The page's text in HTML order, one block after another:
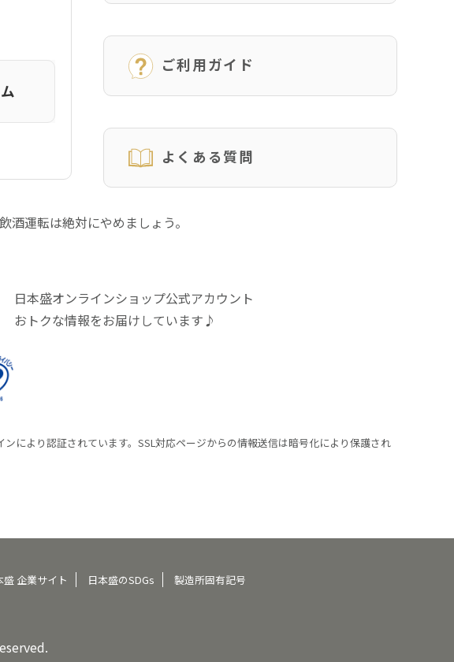
ご利用ガイド
よくある質問
運転は絶対にやめましょう。
日本盛オンラインショップ公式アカウント
おトクな情報をお届けしています♪
ンにより認証されています。SSL対応ページからの情報送信は暗号化により保護され
盛 企業サイト 日本盛のSDGs 製造所固有記号